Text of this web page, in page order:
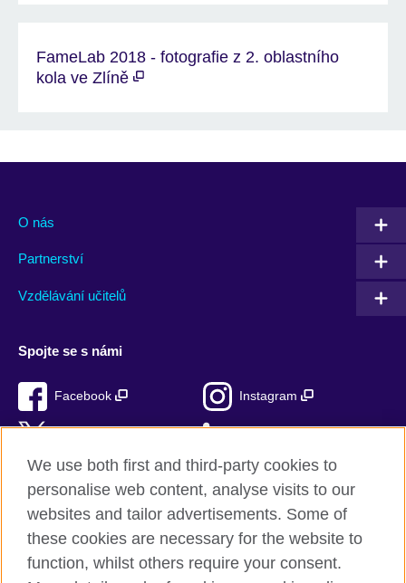
FameLab 2018 - fotografie z 2. oblastního
kola ve Zlíně
O nás
Partnerství
Vzdělávání učitelů
Spojte se s námi
Facebook Instagram
TikTok
British Council ve světě
We use both first and third-party cookies to
personalise web content, analyse visits to our
websites and tailor advertisements. Some of
these cookies are necessary for the website to
function, whilst others require your consent.